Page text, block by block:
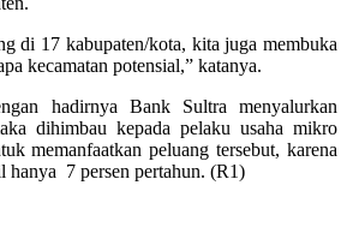
di 17 kabupaten/kota, kita juga membuka
kecamatan potensial,” katanya.
hadirnya Bank Sultra menyalurkan
dihimbau kepada pelaku usaha mikro
memanfaatkan peluang tersebut, karena
hanya 7 persen pertahun. (R1)